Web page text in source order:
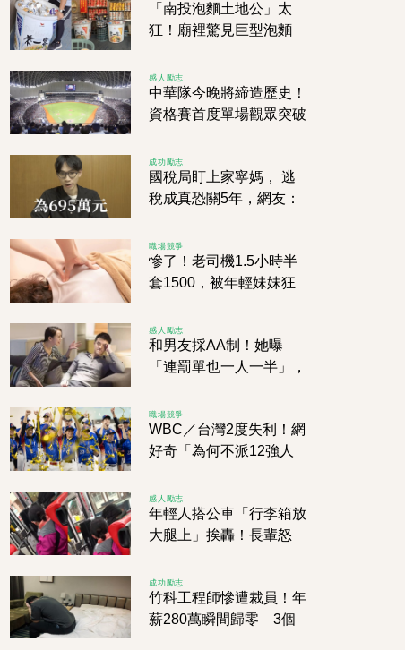
「南投泡麵土地公」太
狂！廟裡驚見巨型泡麵
可以整桶拖來泡嗎！？
感人勵志
中華隊今晚將締造歷史！
資格賽首度單場觀眾突破
成功勵志
國稅局盯上家寧媽， 逃
稅成真恐關5年，網友：
職場競爭
慘了！老司機1.5小時半
套1500，被年輕妹妹狂
抄！
感人勵志
和男友採AA制！她曝
「連罰單也一人一半」，
職場競爭
WBC／台灣2度失利！網
好奇「為何不派12強人
感人勵志
年輕人搭公車「行李箱放
大腿上」挨轟！長輩怒
成功勵志
竹科工程師慘遭裁員！年
薪280萬瞬間歸零 3個